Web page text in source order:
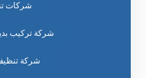
شركات
شركة تركيب
شركة